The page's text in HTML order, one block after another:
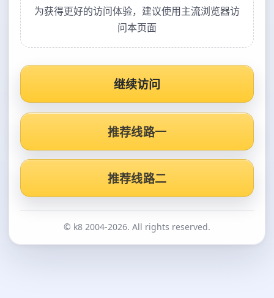
为获得更好的访问体验，建议使用主流浏览器访
问本页面
继续访问
推荐线路一
推荐线路二
© k8 2004-2026. All rights reserved.